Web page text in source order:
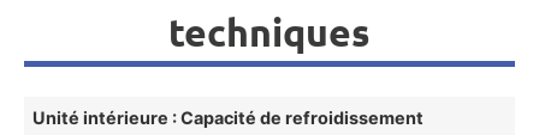
techniques
Unité intérieure : Capacité de refroidissement